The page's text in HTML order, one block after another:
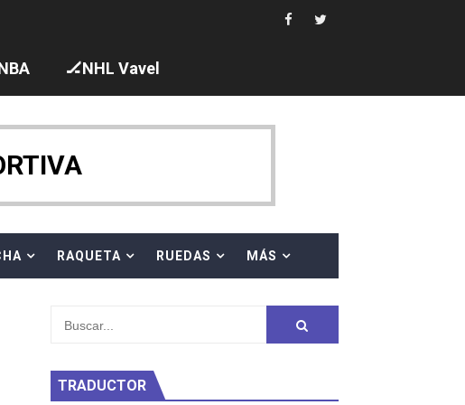
y Taddeucci. Ángela Martínez 5ª en 10km
junto al equipo neutral ruso, llevándose 8 medallas, seis para
🏒NHL Vavel
RAQUETA RUEDAS MÁS
TRADUCTOR